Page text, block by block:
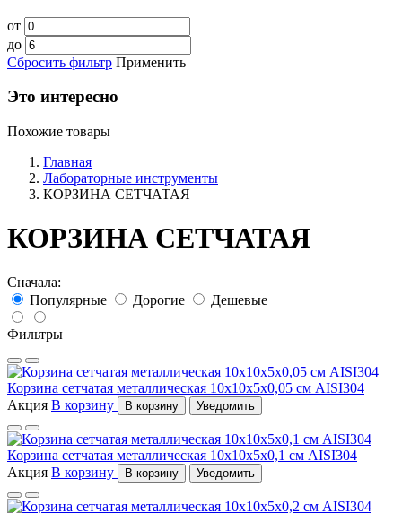
от
до
Сбросить фильтр Применить
Это интересно
Похожие товары
Главная
Лабораторные инструменты
КОРЗИНА СЕТЧАТАЯ
КОРЗИНА СЕТЧАТАЯ
Сначала:
Популярные
Дорогие Дешевые
Фильтры
Корзина сетчатая металлическая 10x10x5x0,05 см AISI304
Акция В корзину В корзину Уведомить
Корзина сетчатая металлическая 10x10x5x0,1 см AISI304
Акция В корзину В корзину Уведомить